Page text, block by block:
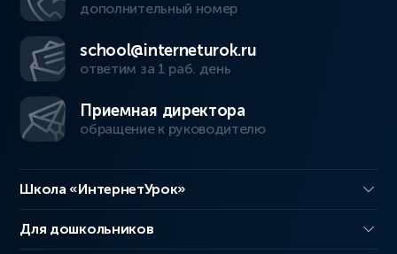
дополнительный номер
school@interneturok.ru
ответим за 1 раб. день
Приемная директора
обращение к руководителю
Школа «ИнтернетУрок»
Для дошкольников